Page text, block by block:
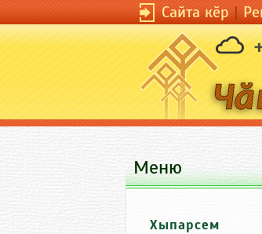
Сайта кӗр|
Меню
Хыпарсем